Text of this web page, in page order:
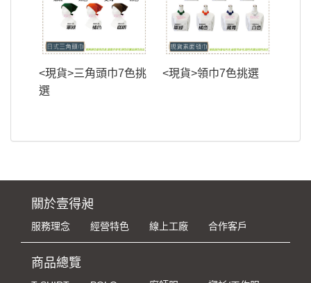
<現貨>三角頭巾7色挑
選
<現貨>領巾7色挑選
關於壹得昶
服務理念 經營特色 線上工廠 合作客戶
商品總覽